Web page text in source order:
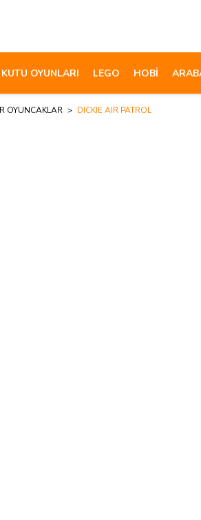
KUTU OYUNLARI LEGO HOBİ
OYUNCAKLAR DICKIE AIR PATROL